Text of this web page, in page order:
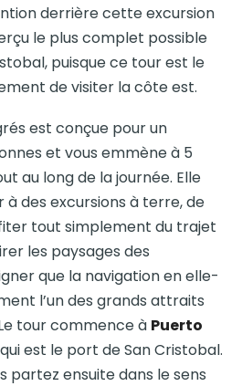
derrière cette excursion
le plus complet possible
puisque ce tour est le
de visiter la côte est.
est conçue pour un
et vous emmène à 5
au long de la journée. Elle
des excursions à terre, de
tout simplement du trajet
les paysages des
que la navigation en elle-
l’un des grands attraits
tour commence à Puerto
est le port de San Cristobal.
partez ensuite dans le sens